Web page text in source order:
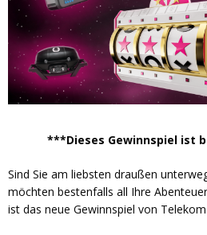
***Dieses Gewinnspiel ist
Sind Sie am liebsten draußen
möchten bestenfalls all Ihre
ist das neue Gewinnspiel von